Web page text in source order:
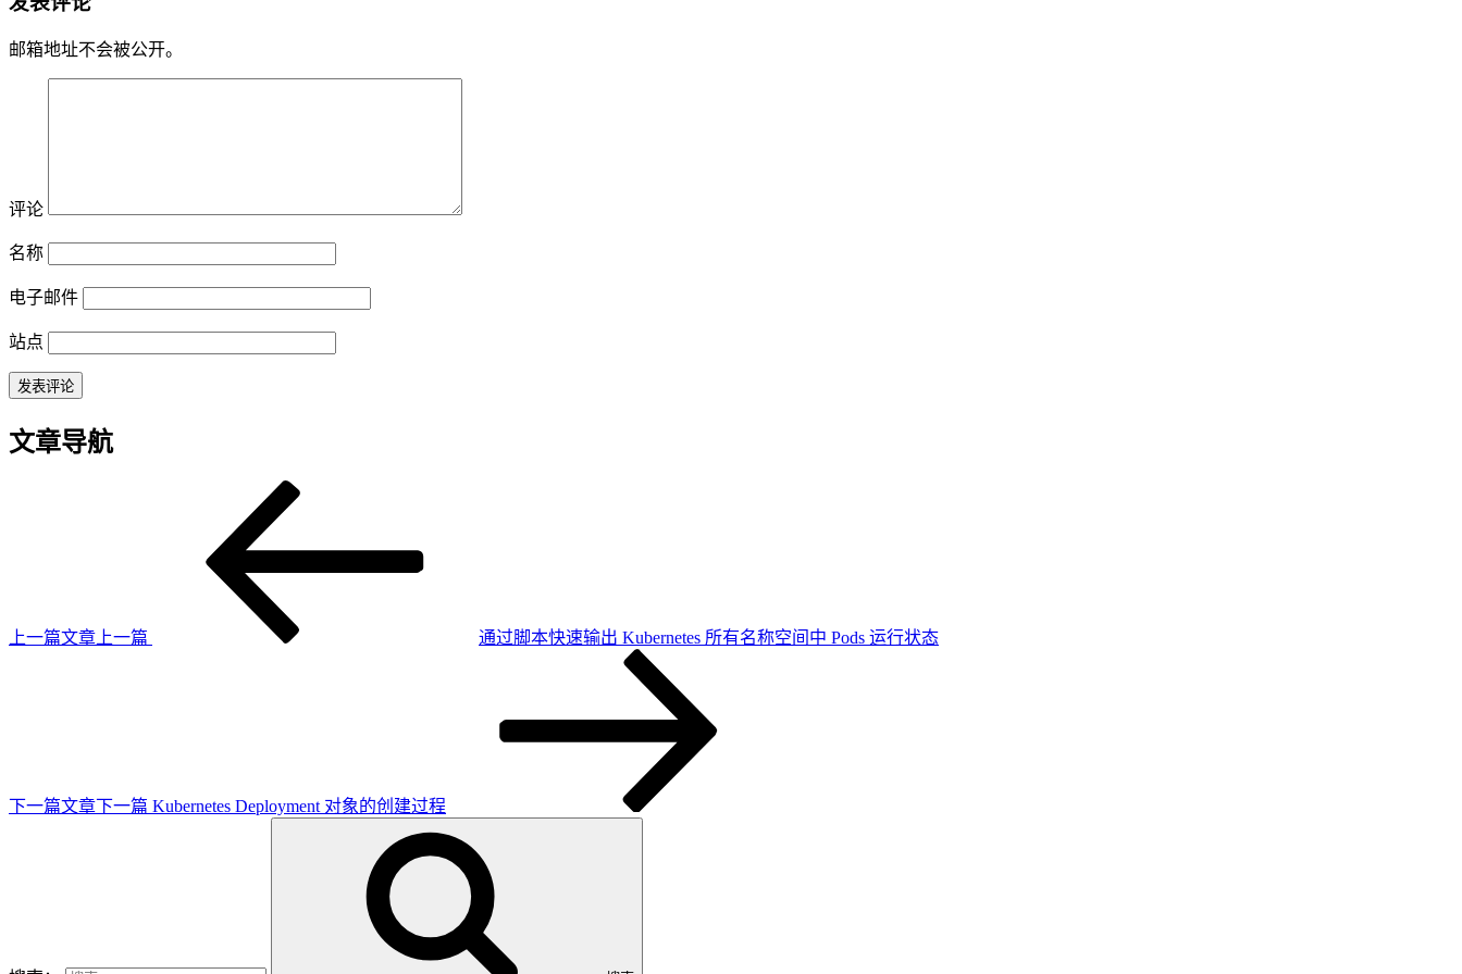
邮箱地址不会被公开。
评论
名称
电子邮件
站点
文章导航
上一篇文章 上一篇 通过脚本快速输出 Kubernetes 所有名称空间中 Pods 运行状态
下一篇文章下一篇 Kubernetes Deployment 对象的创建过程